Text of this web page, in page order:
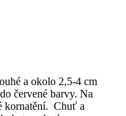
a okolo 2,5-4 cm
červené barvy. Na
kornatění. Chuť a